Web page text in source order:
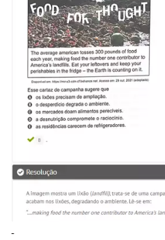
-